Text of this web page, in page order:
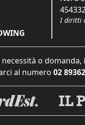
I diritti
necessità o
al numero 02